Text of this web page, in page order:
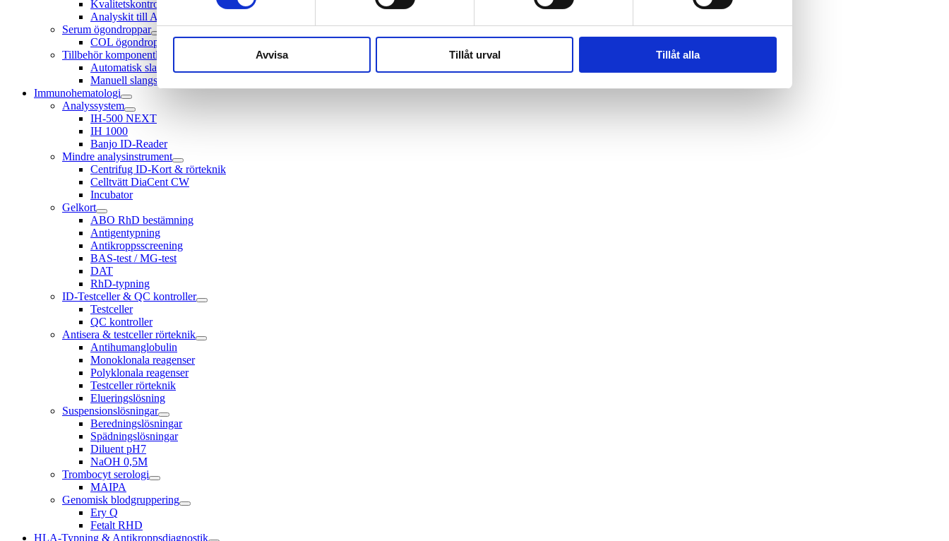
Avvisa Tillåt urval Tillåt alla
Kvalitetskontroller till ADAM
Analyskit till Adam
Serum ögondroppar
COL ögondroppsystem
Tillbehör komponentlab
Automatisk slangstripper
Manuell slangstripper
Immunohematologi
Analyssystem
IH-500 NEXT
IH 1000
Banjo ID-Reader
Mindre analysinstrument
Centrifug ID-Kort & rörteknik
Celltvätt DiaCent CW
Incubator
Gelkort
ABO RhD bestämning
Antigentypning
Antikroppsscreening
BAS-test / MG-test
DAT
RhD-typning
ID-Testceller & QC kontroller
Testceller
QC kontroller
Antisera & testceller rörteknik
Antihumanglobulin
Monoklonala reagenser
Polyklonala reagenser
Testceller rörteknik
Elueringslösning
Suspensionslösningar
Beredningslösningar
Spädningslösningar
Diluent pH7
NaOH 0,5M
Trombocyt serologi
MAIPA
Genomisk blodgruppering
Ery Q
Fetalt RHD
HLA-Typning & Antikroppsdiagnostik